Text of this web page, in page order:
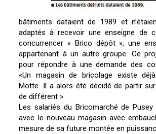
bâtiments dataient de 1989 et
adaptés à recevoir une enseigne de
concurrencer « Brico dépôt », une
appartenant à un autre groupe. Ce
pour répondre à une demande des
«Un magasin de bricolage existe
Motte. Il a alors été décidé de partir
de différent ».
Les salariés du Bricomarché de
avec le nouveau magasin avec
mesure de sa future montée en